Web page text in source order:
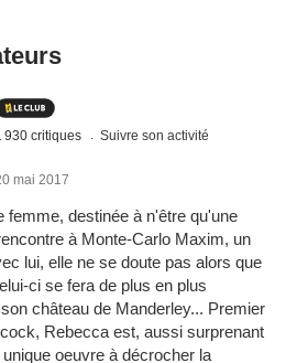
930 critiques Suivre son activité
mai 2017
femme, destinée à n'être qu'une
à Monte-Carlo Maxim, un
lui, elle ne se doute pas alors que
ci se fera de plus en plus
château de Manderley... Premier
Rebecca est, aussi surprenant
oeuvre à décrocher la